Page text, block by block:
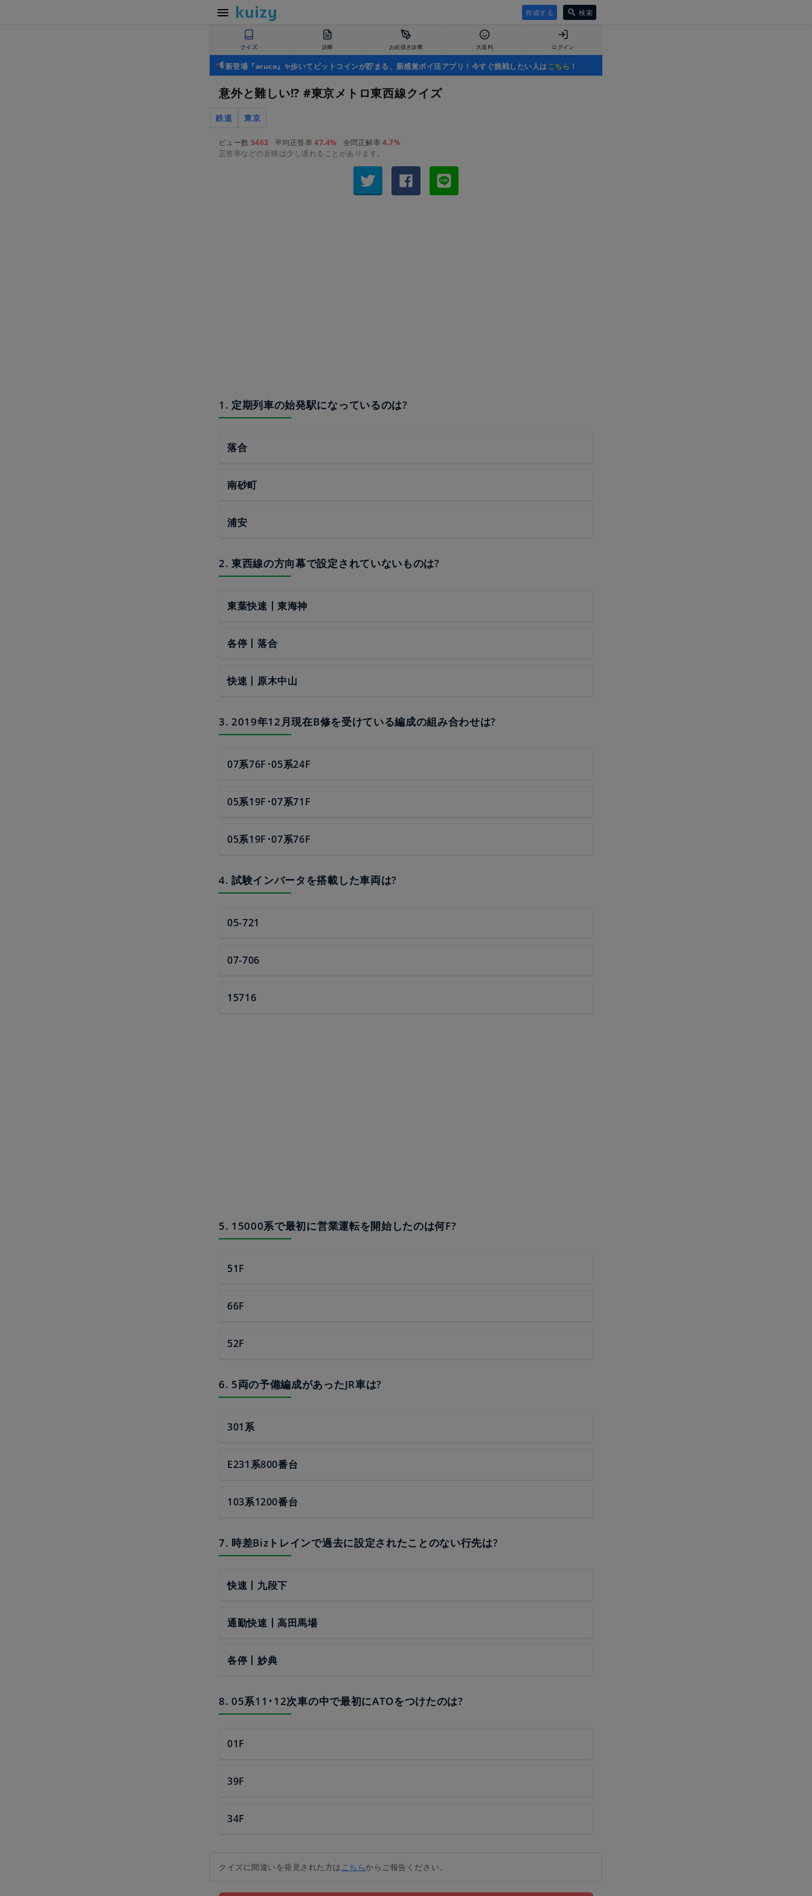
作成する 検索
クイズ 診断 お絵描き診断 大喜利 ログイン
新登場『aruco』✨歩いてビットコインが貯まる、新感覚ポイ活アプリ！今すぐ挑戦したい人はこちら ！
意外と難しい!? #東京メトロ東西線クイズ
鉄道 東京
ビュー数 5463 平均正答率47.4% 全問正解率4.7%
正答率などの反映は少し遅れることがあります。
1. 定期列車の始発駅になっているのは?
落合
南砂町
浦安
2. 東西線の方向幕で設定されていないものは?
東葉快速丨東海神
各停丨落合
快速丨原木中山
3. 2019年12月現在B修を受けている編成の組み合わせは?
07系76F･05系24F
05系19F･07系71F
05系19F･07系76F
4. 試験インバータを搭載した車両は?
05-721
07-706
15716
5. 15000系で最初に営業運転を開始したのは何F?
51F
66F
52F
6. 5両の予備編成があったJR車は?
301系
E231系800番台
103系1200番台
7. 時差Bizトレインで過去に設定されたことのない行先は?
快速丨九段下
通勤快速丨高田馬場
各停丨妙典
8. 05系11･12次車の中で最初にATOをつけたのは?
01F
39F
34F
クイズに間違いを発見された方はこちらからご報告ください。